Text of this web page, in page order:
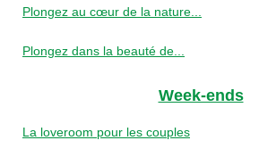
Plongez au cœur de la nature...
Plongez dans la beauté de...
Week-ends
La loveroom pour les couples